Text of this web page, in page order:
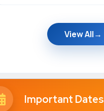
View All
Important Dates